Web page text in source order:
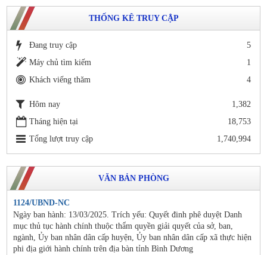
THỐNG KÊ TRUY CẬP
Đang truy cập
5
Máy chủ tìm kiếm
1
Khách viếng thăm
4
Hôm nay
1,382
Tháng hiện tại
18,753
Tổng lượt truy cập
1,740,994
VĂN BẢN PHÒNG
1124/UBND-NC
Ngày ban hành: 13/03/2025. Trích yếu: Quyết đinh phê duyệt Danh
mục thủ tục hành chính thuộc thẩm quyền giải quyết của sở, ban,
ngành, Ủy ban nhân dân cấp huyện, Ủy ban nhân dân cấp xã thực hiện
phi địa giới hành chính trên địa bàn tỉnh Bình Dương